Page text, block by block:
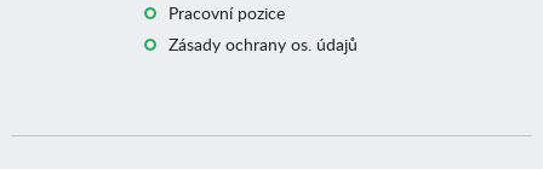
Pracovní pozice
Zásady ochrany os. údajů